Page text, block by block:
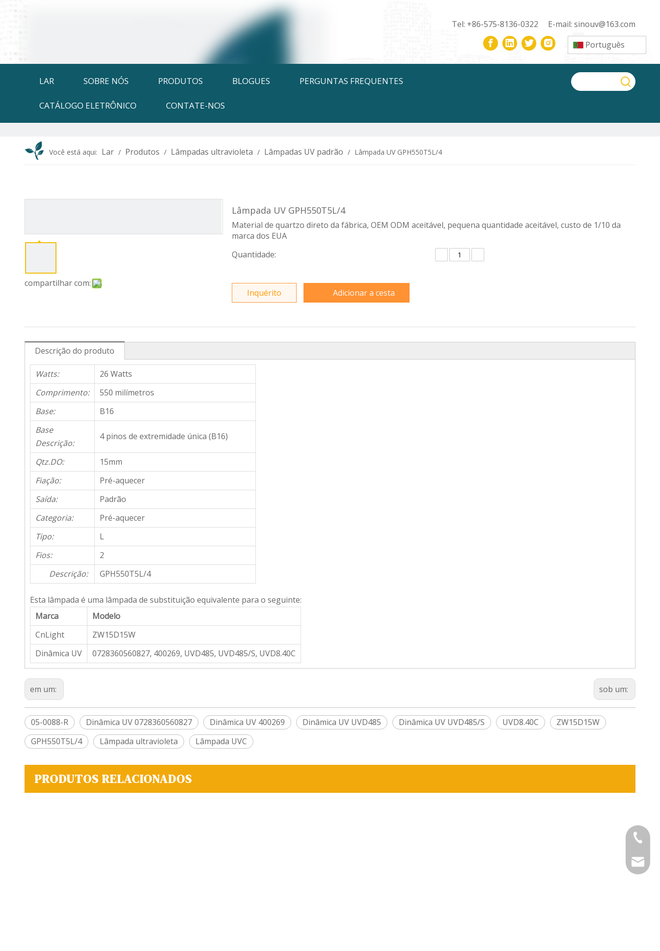
Tel: +86-575-8136-0322 E-mail: sinouv@163.com
Português
LAR SOBRE NÓS PRODUTOS BLOGUES PERGUNTAS FREQUENTES
CATÁLOGO ELETRÔNICO CONTATE-NOS
Você está aqui: Lar / Produtos / Lâmpadas ultravioleta / Lâmpadas UV padrão / Lâmpada UV GPH550T5L/4
compartilhar com:
Lâmpada UV GPH550T5L/4
Material de quartzo direto da fábrica, OEM ODM aceitável, pequena quantidade aceitável, custo de 1/10 da
marca dos EUA
Quantidade:
Inquérito Adicionar a cesta
Descrição do produto
Watts:
26 Watts
Comprimento:
550 milímetros
Base:
B16
Base
Descrição:
4 pinos de extremidade única (B16)
Qtz.DO:
15mm
Fiação:
Pré-aquecer
Saída:
Padrão
Categoria:
Pré-aquecer
Tipo:
L
Fios:
2
Descrição:
GPH550T5L/4
Esta lâmpada é uma lâmpada de substituição equivalente para o seguinte:
Marca
Modelo
CnLight
ZW15D15W
Dinâmica UV
0728360560827, 400269, UVD485, UVD485/S, UVD8.40C
em um: sob um:
05-0088-R Dinâmica UV 0728360560827 Dinâmica UV 400269 Dinâmica UV UVD485 Dinâmica UV UVD485/S UVD8.40C
ZW15D15W
GPH550T5L/4
Lâmpada ultravioleta Lâmpada UVC
PRODUTOS RELACIONADOS
+86-